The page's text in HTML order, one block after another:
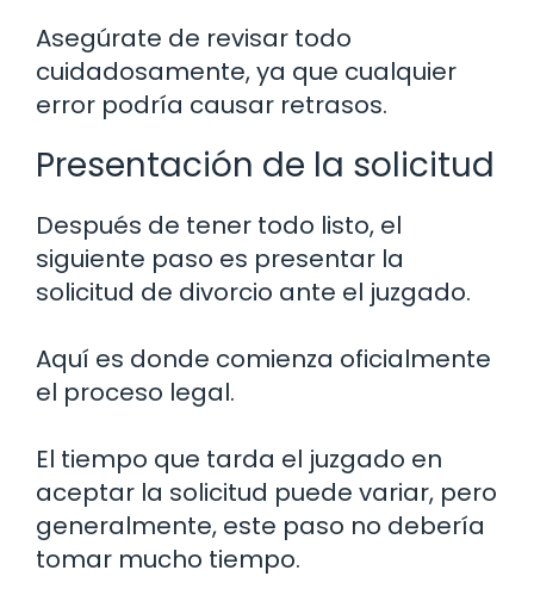
Asegúrate de revisar todo
cuidadosamente, ya que cualquier
error podría causar retrasos.
Presentación de la solicitud
Después de tener todo listo, el
siguiente paso es presentar la
solicitud de divorcio ante el juzgado.
Aquí es donde comienza oficialmente
el proceso legal.
El tiempo que tarda el juzgado en
aceptar la solicitud puede variar, pero
generalmente, este paso no debería
tomar mucho tiempo.